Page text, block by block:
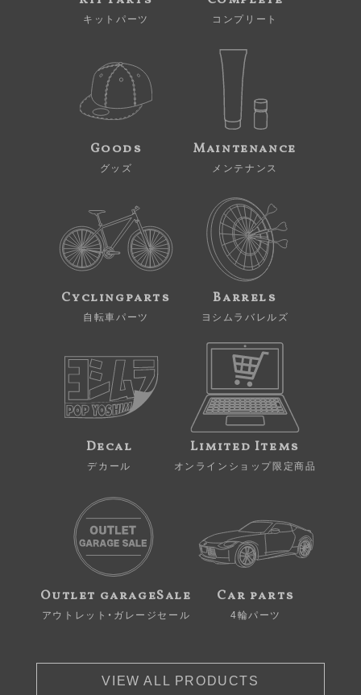
キットパーツ コンプリート
Goods
グッズ
Maintenance
メンテナンス
Cyclingparts
自転車パーツ
Barrels
ヨシムラバレルズ
Decal
デカール
Limited Items
オンラインショップ限定商品
Outlet garageSale
アウトレット・ガレージセール
Car parts
4輪パーツ
VIEW ALL PRODUCTS